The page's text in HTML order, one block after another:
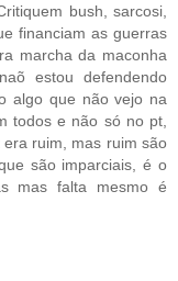
bush, sarcosi,
financiam as guerras
marcha da maconha
estou defendendo
algo que não vejo na
todos e não só no pt,
ruim, mas ruim são
são imparciais, é o
mas falta mesmo é